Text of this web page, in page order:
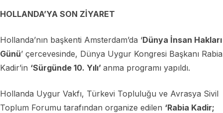
HOLLANDA’YA SON ZİYARET
Hollanda’nın başkenti Amsterdam’da ‘Dünya İnsan Hakları
Günü’ çercevesinde, Dünya Uygur Kongresi Başkanı Rabia
Kadir’in ‘Sürgünde 10. Yılı’ anma programı yapıldı.
Hollanda Uygur Vakfı, Türkevi Topluluğu ve Avrasya Sivil
Toplum Forumu tarafından organize edilen ‘Rabia Kadir;